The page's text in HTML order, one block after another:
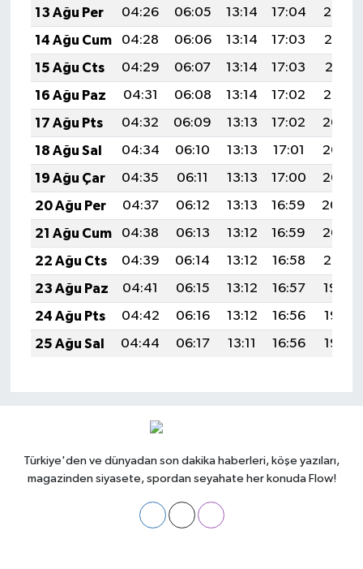
13 Ağu Per
04:26 06:05 13:14 17:04
20:14
14 Ağu Cum
04:28 06:06 13:14 17:03
20:12
15 Ağu Cts
04:29 06:07 13:14 17:03
20:11
16 Ağu Paz
04:31 06:08 13:14 17:02
20:10
17 Ağu Pts
04:32 06:09 13:13 17:02
20:08
18 Ağu Sal
04:34 06:10 13:13 17:01
20:07
19 Ağu Çar
04:35 06:11 13:13 17:00
20:05
20 Ağu Per
04:37 06:12 13:13 16:59
20:04
21 Ağu Cum
04:38 06:13 13:12 16:59
20:02
22 Ağu Cts
04:39 06:14 13:12 16:58
20:01
23 Ağu Paz
04:41 06:15 13:12 16:57
19:59
24 Ağu Pts
04:42 06:16 13:12 16:56
19:58
25 Ağu Sal
04:44 06:17 13:11 16:56 19:56
Türkiye'den ve dünyadan son dakika haberleri, köşe yazıları,
magazinden siyasete, spordan seyahate her konuda Flow!